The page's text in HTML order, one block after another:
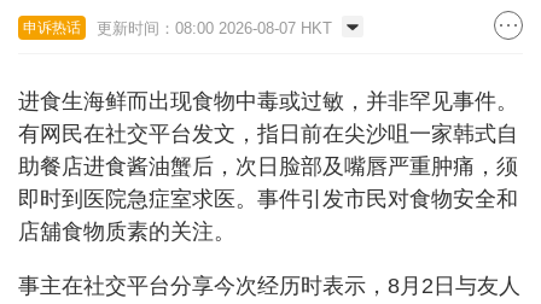
申诉热话 更新时间：08:00 2026-08-07 HKT
进食生海鲜而出现食物中毒或过敏，并非罕见事件。
有网民在社交平台发文，指日前在尖沙咀一家韩式自
助餐店进食酱油蟹后，次日脸部及嘴唇严重肿痛，须
即时到医院急症室求医。事件引发市民对食物安全和
店舖食物质素的关注。
事主在社交平台分享今次经历时表示，8月2日与友人